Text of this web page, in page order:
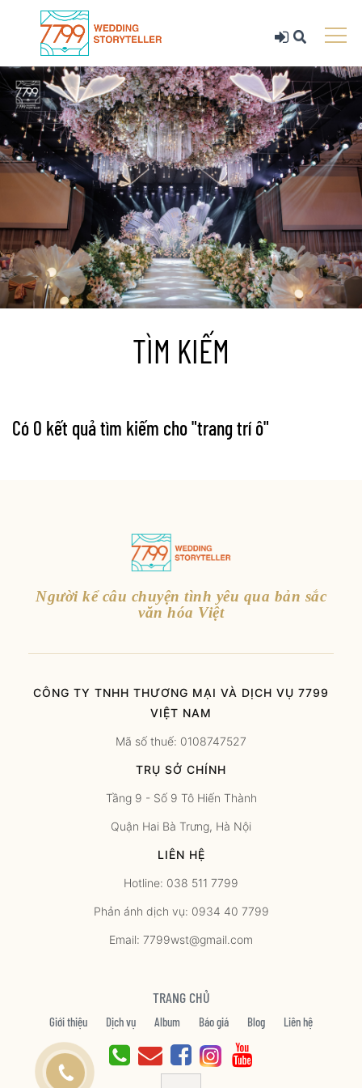
TÌM KIẾM
Có 0 kết quả tìm kiếm cho "trang trí ô"
Người kể câu chuyện tình yêu qua bản sắc
văn hóa Việt
CÔNG TY TNHH THƯƠNG MẠI VÀ DỊCH VỤ 7799
VIỆT NAM
Mã số thuế: 0108747527
TRỤ SỞ CHÍNH
Tầng 9 - Số 9 Tô Hiến Thành
Quận Hai Bà Trưng, Hà Nội
LIÊN HỆ
Hotline: 038 511 7799
Phản ánh dịch vụ: 0934 40 7799
Email: 7799wst@gmail.com
TRANG CHỦ
Giới thiệu Dịch vụ Album Báo giá Blog Liên hệ